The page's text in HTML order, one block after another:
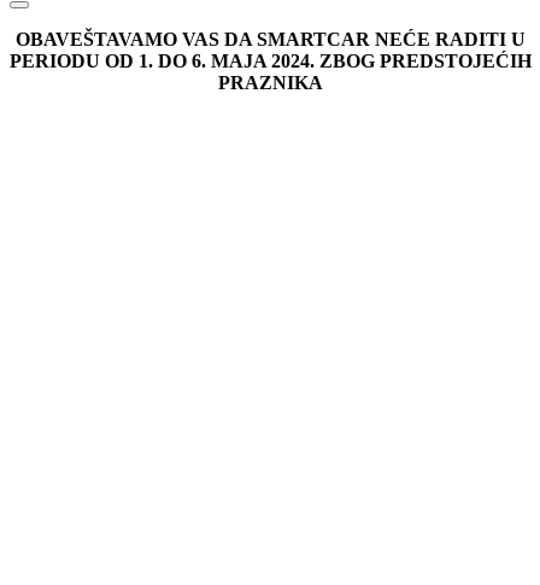
OBAVEŠTAVAMO VAS DA SMARTCAR NEĆE RADITI U
PERIODU OD 1. DO 6. MAJA 2024. ZBOG PREDSTOJEĆIH
PRAZNIKA